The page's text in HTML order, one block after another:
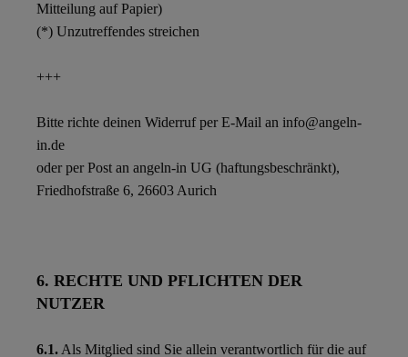
Mitteilung auf Papier)
(*) Unzutreffendes streichen
+++
Bitte richte deinen Widerruf per E-Mail an info@angeln-
in.de
oder per Post an angeln-in UG (haftungsbeschränkt),
Friedhofstraße 6, 26603 Aurich
6. RECHTE UND PFLICHTEN DER
NUTZER
6.1. Als Mitglied sind Sie allein verantwortlich für die auf